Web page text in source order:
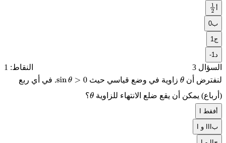
1
2
ب0
ج1
-1
السؤال 3
النقاط: 1
لنفترض أنθزاوية في وضع قياسي حيث sinθ >0
. في أي ربع
(أرباع) يمكن أن يقع ضلع الانتهاء للزاويةθ؟
I فقط
بI و III